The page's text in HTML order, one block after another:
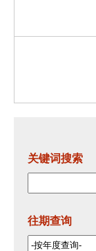
关键词搜索
往期查询